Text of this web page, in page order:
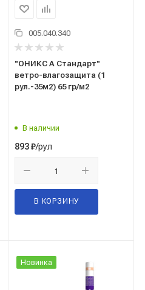
005.040.340
"ОНИКС А Стандарт"
ветро-влагозащита (1
рул.-35м2) 65 гр/м2
В наличии
893₽/рул
В КОРЗИНУ
Новинка